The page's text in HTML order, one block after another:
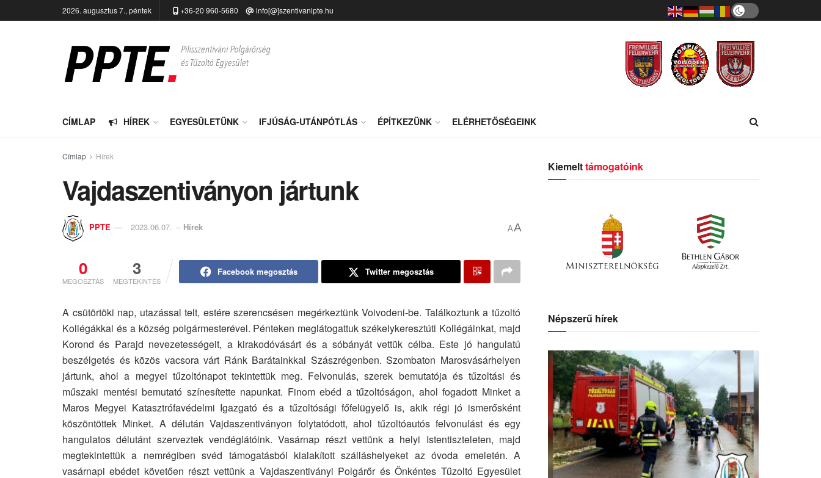
2026. augusztus 7., péntek +36-20 960-5680 info[@]szentivanipte.hu
CÍMLAP HÍREK EGYESÜLETÜNK IFJÚSÁG-UTÁNPÓTLÁS ÉPÍTKEZÜNK ELÉRHETŐSÉGEINK
Címlap Hírek
Vajdaszentiványon jártunk
PPTE 2023.06.07. -- Hírek AA
0
MEGOSZTÁS
3
MEGTEKINTÉS
Facebook megosztás Twitter megosztás
A csütörtöki nap, utazással telt, estére szerencsésen megérkeztünk Voivodeni-be. Találkoztunk a tűzoltó
Kollégákkal és a község polgármesterével. Pénteken meglátogattuk székelykeresztúti Kollégáinkat, majd
Korond és Parajd nevezetességeit, a kirakodóvásárt és a sóbányát vettük célba. Este jó hangulatú
beszélgetés és közös vacsora várt Ránk Barátainkkal Szászrégenben. Szombaton Marosvásárhelyen
jártunk, ahol a megyei tűzoltónapot tekintettük meg. Felvonulás, szerek bemutatója és tűzoltási és
műszaki mentési bemutató színesítette napunkat. Finom ebéd a tűzoltóságon, ahol fogadott Minket a
Maros Megyei Katasztrófavédelmi Igazgató és a tűzoltósági főfelügyelő is, akik régi jó ismerősként
köszöntöttek Minket. A délután Vajdaszentiványon folytatódott, ahol tűzoltóautós felvonulást és egy
hangulatos délutánt szerveztek vendéglátóink. Vasárnap részt vettünk a helyi Istentiszteleten, majd
megtekintettük a nemrégiben svéd támogatásból kialakított szálláshelyeket az óvoda emeletén. A
vasárnapi ebédet követően részt vettünk a Vajdaszentiványi Polgárőr és Önkéntes Tűzoltó Egyesület
Kiemelttámogatóink
Népszerű hírek